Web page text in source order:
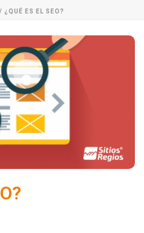
/ ¿QUÉ ES EL SEO?